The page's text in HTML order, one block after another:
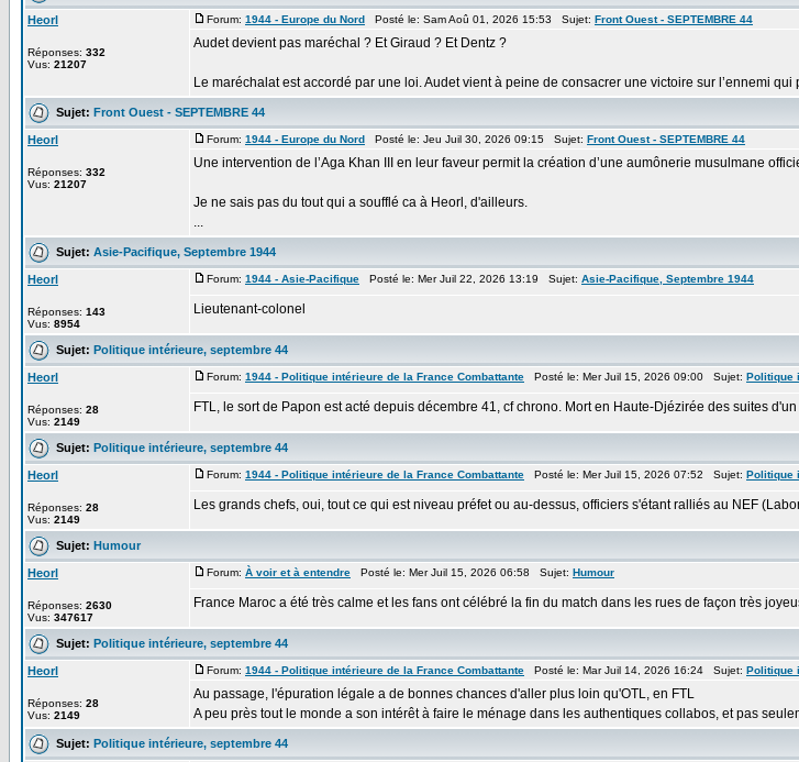
Heorl
Réponses: 332
Vus: 21207
Forum: 1944 - Europe du Nord Posté le: Sam Aoû 01, 2026 15:53 Sujet: Front Ouest - SEPTEMBRE 44
Audet devient pas maréchal ? Et Giraud ? Et Dentz ?
Le maréchalat est accordé par une loi. Audet vient à peine de consacrer une victoire sur l’ennemi
Sujet: Front Ouest - SEPTEMBRE 44
Heorl
Réponses: 332
Vus: 21207
Forum: 1944 - Europe du Nord Posté le: Jeu Juil 30, 2026 09:15 Sujet: Front Ouest - SEPTEMBRE 44
Une intervention de l’Aga Khan III en leur faveur permit la création d’une aumônerie musulmane
Je ne sais pas du tout qui a soufflé ca à Heorl, d'ailleurs.
...
Sujet: Asie-Pacifique, Septembre 1944
Heorl
Réponses: 143
Vus: 8954
Forum: 1944 - Asie-Pacifique Posté le: Mer Juil 22, 2026 13:19 Sujet: Asie-Pacifique, Septembre 1944
Lieutenant-colonel
Sujet: Politique intérieure, septembre 44
Heorl
Réponses: 28
Vus: 2149
Forum: 1944 - Politique intérieure de la France Combattante Posté le: Mer Juil 15, 2026 09:00 Sujet: Politique
FTL, le sort de Papon est acté depuis décembre 41, cf chrono. Mort en Haute-Djézirée des suites
Sujet: Politique intérieure, septembre 44
Heorl
Réponses: 28
Vus: 2149
Forum: 1944 - Politique intérieure de la France Combattante Posté le: Mer Juil 15, 2026 07:52 Sujet: Politique
Les grands chefs, oui, tout ce qui est niveau préfet ou au-dessus, officiers s'étant ralliés au NEF
Sujet: Humour
Heorl
Réponses: 2630
Vus: 347617
Forum: À voir et à entendre Posté le: Mer Juil 15, 2026 06:58 Sujet: Humour
France Maroc a été très calme et les fans ont célébré la fin du match dans les rues de façon très
Sujet: Politique intérieure, septembre 44
Heorl
Réponses: 28
Vus: 2149
Forum: 1944 - Politique intérieure de la France Combattante Posté le: Mar Juil 14, 2026 16:24 Sujet: Politique
Au passage, l'épuration légale a de bonnes chances d'aller plus loin qu'OTL, en FTL
A peu près tout le monde a son intérêt à faire le ménage dans les authentiques collabos, et pas
Sujet: Politique intérieure, septembre 44